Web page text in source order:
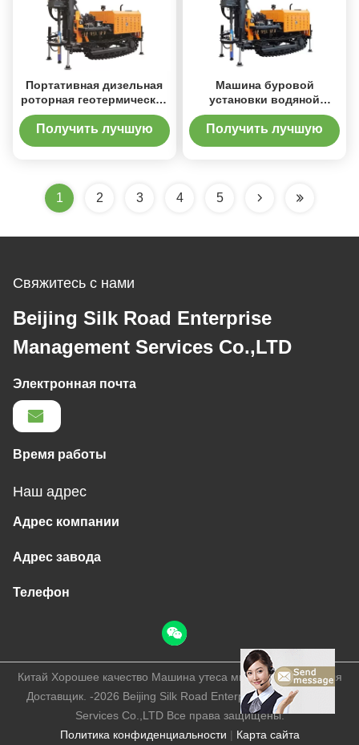
Портативная дизельная
роторная геотермическая
буровая установка
водяной скважины
Получить лучшую
Машина буровой
установки водяной
скважины роторная
Получить лучшую
1 2 3 4 5
Свяжитесь с нами
Beijing Silk Road Enterprise
Management Services Co.,LTD
Электронная почта
Время работы
Наш адрес
Адрес компании
Адрес завода
Телефон
Политика конфиденциальности | Карта сайта
Китай Хорошее качество Машина утеса минирования сверля
Доставщик. -2026 Beijing Silk Road Enterprise Management
Services Co.,LTD Все права защищены.